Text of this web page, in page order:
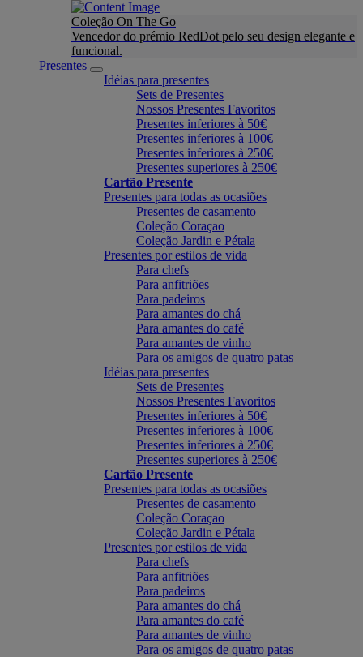
Coleção On The Go
Vencedor do prémio RedDot pelo seu design elegante e
funcional.
Presentes
Idéias para presentes
Sets de Presentes
Nossos Presentes Favoritos
Presentes inferiores à 50€
Presentes inferiores à 100€
Presentes inferiores à 250€
Presentes superiores à 250€
Cartão Presente
Presentes para todas as ocasiões
Presentes de casamento
Coleção Coraçao
Coleção Jardin e Pétala
Presentes por estilos de vida
Para chefs
Para anfitriões
Para padeiros
Para amantes do chá
Para amantes do café
Para amantes de vinho
Para os amigos de quatro patas
Idéias para presentes
Sets de Presentes
Nossos Presentes Favoritos
Presentes inferiores à 50€
Presentes inferiores à 100€
Presentes inferiores à 250€
Presentes superiores à 250€
Cartão Presente
Presentes para todas as ocasiões
Presentes de casamento
Coleção Coraçao
Coleção Jardin e Pétala
Presentes por estilos de vida
Para chefs
Para anfitriões
Para padeiros
Para amantes do chá
Para amantes do café
Para amantes de vinho
Para os amigos de quatro patas